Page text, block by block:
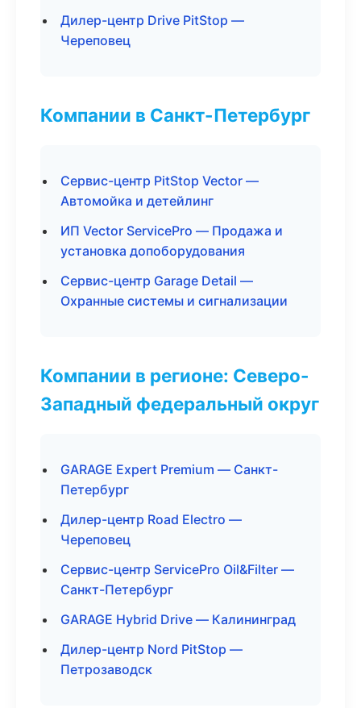
Дилер-центр Drive PitStop —
Череповец
Компании в Санкт-Петербург
Сервис-центр PitStop Vector —
Автомойка и детейлинг
ИП Vector ServicePro — Продажа и
установка допоборудования
Сервис-центр Garage Detail —
Охранные системы и сигнализации
Компании в регионе: Северо-
Западный федеральный округ
GARAGE Expert Premium — Санкт-
Петербург
Дилер-центр Road Electro —
Череповец
Сервис-центр ServicePro Oil&Filter —
Санкт-Петербург
GARAGE Hybrid Drive — Калининград
Дилер-центр Nord PitStop —
Петрозаводск